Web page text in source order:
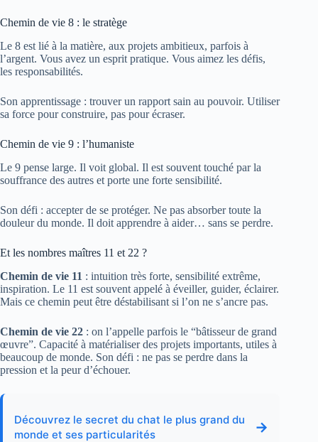
Chemin de vie 8 : le stratège
Le 8 est lié à la matière, aux projets ambitieux, parfois à
l’argent. Vous avez un esprit pratique. Vous aimez les défis,
les responsabilités.
Son apprentissage : trouver un rapport sain au pouvoir. Utiliser
sa force pour construire, pas pour écraser.
Chemin de vie 9 : l’humaniste
Le 9 pense large. Il voit global. Il est souvent touché par la
souffrance des autres et porte une forte sensibilité.
Son défi : accepter de se protéger. Ne pas absorber toute la
douleur du monde. Il doit apprendre à aider… sans se perdre.
Et les nombres maîtres 11 et 22 ?
Chemin de vie 11 : intuition très forte, sensibilité extrême,
inspiration. Le 11 est souvent appelé à éveiller, guider, éclairer.
Mais ce chemin peut être déstabilisant si l’on ne s’ancre pas.
Chemin de vie 22 : on l’appelle parfois le “bâtisseur de grand
œuvre”. Capacité à matérialiser des projets importants, utiles à
beaucoup de monde. Son défi : ne pas se perdre dans la
pression et la peur d’échouer.
Découvrez le secret du chat le plus grand du
monde et ses particularités
→